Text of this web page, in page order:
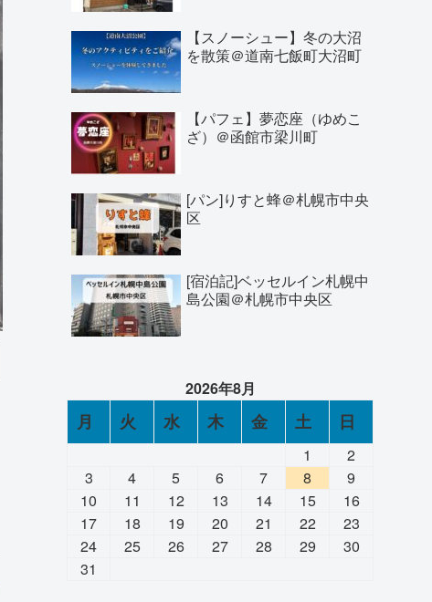
【スノーシュー】冬の大沼
を散策＠道南七飯町大沼町
【パフェ】夢恋座（ゆめこ
ざ）＠函館市梁川町
[パン]りすと蜂＠札幌市中央
区
[宿泊記]ベッセルイン札幌中
島公園＠札幌市中央区
2026年8月
月 火 水 木 金 土 日
1
2
3
4 5 6 7 8
9
10
11 12 13 14 15
16
17
18 19 20 21 22
23
24
25 26 27 28 29
30
31